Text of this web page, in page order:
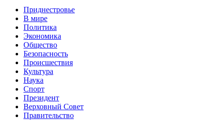
Приднестровье
В мире
Политика
Экономика
Общество
Безопасность
Происшествия
Культура
Наука
Спорт
Президент
Верховный Совет
Правительство